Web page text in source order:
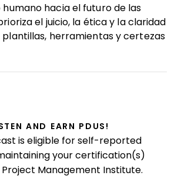
hacia el futuro de las
el juicio, la ética y la claridad
plantillas, herramientas y certezas
AND EARN PDUS!
is eligible for self-reported
your certification(s)
Management Institute.